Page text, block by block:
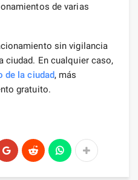
de varias
sin vigilancia
ciudad. En cualquier caso,
de la ciudad, más
gratuito.